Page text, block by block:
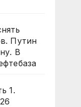
Путин
В
1.